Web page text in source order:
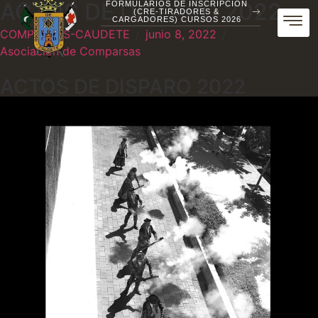
FORMULARIOS DE INSCRIPCIÓN
(CRE-TIRADORES &
CARGADORES) CURSOS 2026
ACTOS DE DISPARO 2022
COMPARSAS-CAUDETE junio 8, 2022
Asociación de Comparsas